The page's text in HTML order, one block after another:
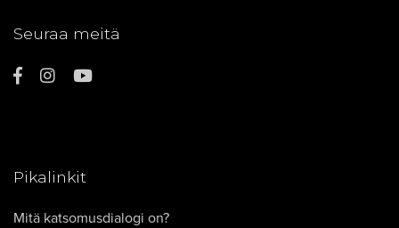
Seuraa meitä
Pikalinkit
Mitä katsomusdialogi on?